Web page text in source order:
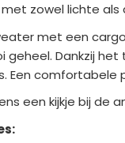
zowel lichte als
met een
geheel. Dankzij
Een comfortabele
een kijkje bij de